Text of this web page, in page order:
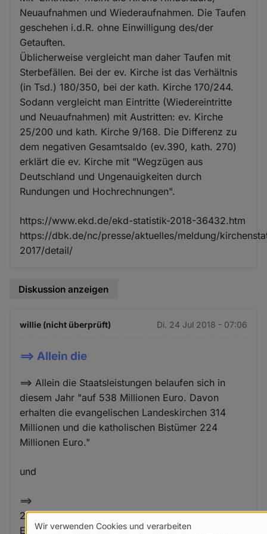
Neuaufnahmen und Wiederaufnahmen. Die Taufen
geschehen i.d.R. ohne Einwilligung des/der
Getauften.
Üblicherweise vergleicht man daher Taufen mit
Sterbefällen. Bei der ev. Kirche ist das Verhältnis
(in Tsd.) 180/350, bei der kath. Kirche 170/244.
Sodann vergleicht man Eintritte (Wiedereintritte
und Neuaufnahmen) mit Austritten: ev. Kirche
25/200 und kath. Kirche 9/168. Die Differenz zu
dem negativen Gesamtsaldo (ev.390, kath. 270)
erklärt die ev. Kirche mit "Wegzügen aus
Deutschland und Ungenauigkeiten durch
Rundungen und Hochrechnungen".
https://www.ekd.de/ekd-statistik-2018-36432.htm
https://dbk.de/nc/presse/aktuelles/meldung/
2017/detail/
Diskussion anzeigen
willie (nicht überprüft) Di. 24 Jul 2018 - 07:06
==> Allein die
==> Allein die Staatsleistungen belaufen sich in
diesem Jahr "auf 538 Millionen Euro. Davon
erhalten die evangelischen Landeskirchen 314
Millionen und die katholischen Bistümer 224
Millionen Euro."
und
==>
23,3 Mio. Katolische aber nur 21.5 Mio.
Evangelsche
Wir verwenden Cookies und verarbeiten